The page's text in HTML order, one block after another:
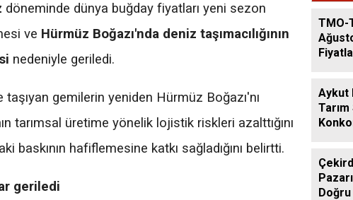
döneminde dünya buğday fiyatları yeni sezon
ve Hürmüz Boğazı'nda deniz taşımacılığının
nedeniyle geriledi.
gemilerin yeniden Hürmüz Boğazı'nı
tarımsal üretime yönelik lojistik riskleri azalttığını
baskının hafiflemesine katkı sağladığını belirtti.
geriledi
TMO-
Aykut